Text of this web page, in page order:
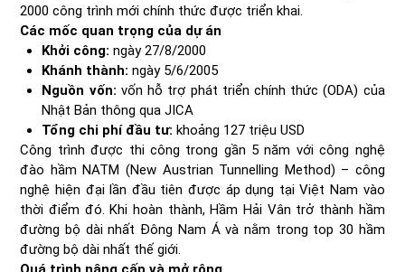
2000 công trình mới chính thức được triển khai.
Các mốc quan trọng của dự án
Khởi công: ngày 27/8/2000
Khánh thành: ngày 5/6/2005
Nguồn vốn: vốn hỗ trợ phát triển chính thức (ODA) của
Nhật Bản thông qua JICA
Tổng chi phí đầu tư: khoảng 127 triệu USD
Công trình được thi công trong gần 5 năm với công nghệ
đào hầm NATM (New Austrian Tunnelling Method) – công
nghệ hiện đại lần đầu tiên được áp dụng tại Việt Nam vào
thời điểm đó. Khi hoàn thành, Hầm Hải Vân trở thành hầm
đường bộ dài nhất Đông Nam Á và nằm trong top 30 hầm
đường bộ dài nhất thế giới.